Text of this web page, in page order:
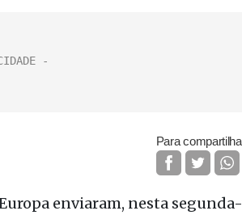
Para
enviaram, nesta